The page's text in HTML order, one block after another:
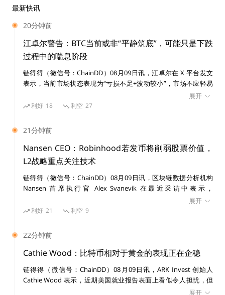
理念给吸引，书还没读完就跑回国来做了矿工，成了继张
而此时，在大洋彼岸，我们的主角 Vitalik 出现了。
在海外的各大比特币论坛中，Vitalik 的身影频繁出现，
并开始写作和分享关于比特币的科普文章。因为没钱买比
特币，他与一个博主达成了协议，每篇文章按 5 比特币
Vitalik 同样对比特币充满兴趣，但他却没有参与到比特
币挖矿的造富潮流中去，对他来说，比特币的去中心化故
事更加令自己着迷。
自幼天赋异禀，Vitalik 很早就进了学校的「天才少年
班」，但因为语速过快，别人很难与他交流，他从小就在
亲送了他一份重要的礼物——一台 IBM 电脑。自此他便
沉迷于编写电脑小游戏。
Vitalik 13 岁时，《魔兽世界》横空出世，和很多人一
最新快讯
20分钟前
江卓尔警告：BTC当前或非“平静筑底”，可能只是下跌
过程中的喘息阶段
链得得（微信号：ChainDD）08月09日讯，江卓尔在 X 平台发文
表示，当前市场状态表现为“亏损不足+波动较小”，市场不应轻易
押注当前是一次前所未有的“平静底部”，更可能只是探底过程中的
“喘息阶段”。 他指出，历史上类似情况并不少见。2018 年熊市期
该位置是“铁底”。然而，在 6000 至 7000 美元区间横盘约两个半月
后，比特币最终跌至 3000 美元附近。 江卓尔表示，当前比特币在
6 万至 7 万美元区间横盘近两个月的走势，与 2018 年 6000 美元阶
段存在相似之处，投资者需警惕短期稳定行情背后的进一步下探风
险。
展开
利好 18 利空 27
21分钟前
Nansen CEO：Robinhood若发币将削弱股票价值，
L2战略重点关注技术
链得得（微信号：ChainDD）08月09日讯，区块链数据分析机构
Nansen 首席执行官 Alex Svanevik 在最近采访中表示，
Robinhood 大概率不会推出代币，因为这可能与其上市公司股票
HOOD 形成竞争关系。此前，市场曾猜测 Robinhood 可能效仿部
底层技术工具，而非围绕代币建立业务体系。 Alex Svanevik 指
出，Robinhood 当前推出的 Layer 2 网络已经基于以太坊生态运
行，并拥有用于支付网络费用的 Gas 代币，因此没有必要额外发
于利用区块链技术提升产品能力，而不是通过发行代币进行融资或
构建新的经济模型。
展开
利好 21 利空 9
22分钟前
Cathie Wood：比特币相对于黄金的表现正在企稳
链得得（微信号：ChainDD）08月09日讯，ARK Invest 创始人
Cathie Wood 表示，近期美国就业报告表面上看似令人担忧，但
更深层的经济趋势正在发生变化，生产率提升、AI 应用扩张和潜
展开